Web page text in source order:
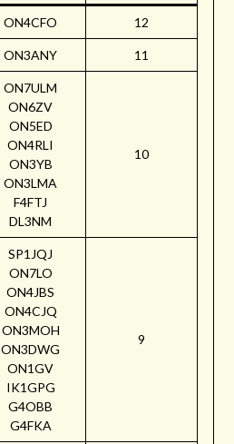
ON4CFO 12
ON3ANY 11
ON7ULM
ON6ZV
ON5ED
ON4RLI
ON3YB
ON3LMA
F4FTJ
DL3NM
10
SP1JQJ
ON7LO
ON4JBS
ON4CJQ
ON3MOH
ON3DWG
ON1GV
IK1GPG
G4OBB
G4FKA
9